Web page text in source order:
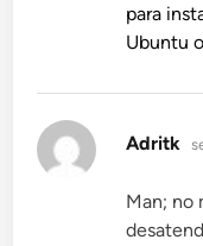
para
Ubuntu
Adritk
Man; no